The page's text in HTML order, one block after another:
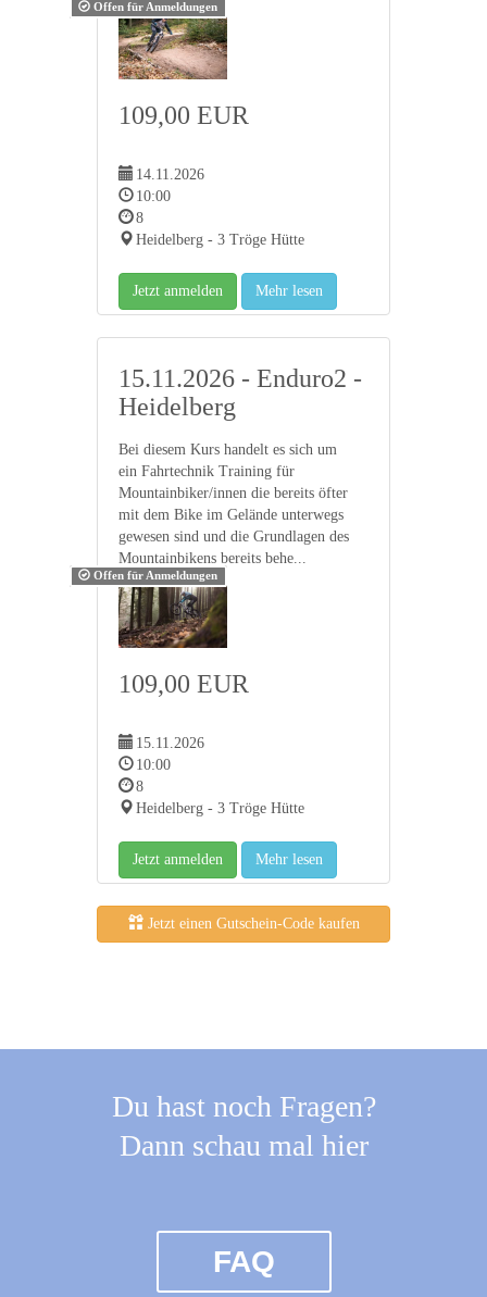
Offen für Anmeldungen
109,00 EUR
14.11.2026
10:00
8
Heidelberg - 3 Tröge Hütte
Jetzt anmelden Mehr lesen
15.11.2026 - Enduro2 -
Heidelberg
Bei diesem Kurs handelt es sich um
ein Fahrtechnik Training für
Mountainbiker/innen die bereits öfter
mit dem Bike im Gelände unterwegs
gewesen sind und die Grundlagen des
Mountainbikens bereits behe...
Offen für Anmeldungen
109,00 EUR
15.11.2026
10:00
8
Heidelberg - 3 Tröge Hütte
Jetzt anmelden Mehr lesen
Jetzt einen Gutschein-Code kaufen
Du hast noch Fragen?
Dann schau mal hier
FAQ